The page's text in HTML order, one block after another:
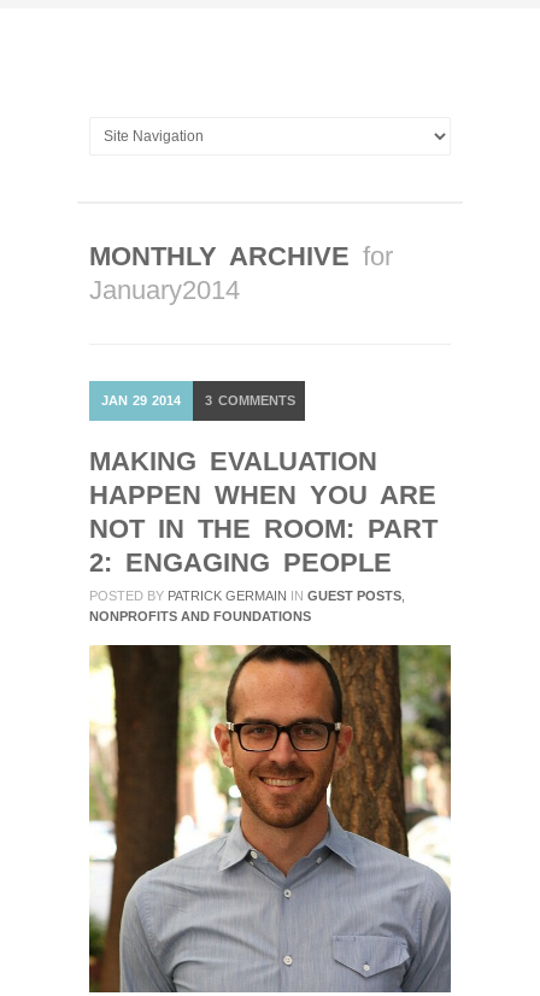
MONTHLY ARCHIVE for
January2014
JAN 29 2014 3 COMMENTS
MAKING EVALUATION
HAPPEN WHEN YOU ARE
NOT IN THE ROOM: PART
2: ENGAGING PEOPLE
POSTED BY PATRICK GERMAIN IN GUEST POSTS
NONPROFITS AND FOUNDATIONS